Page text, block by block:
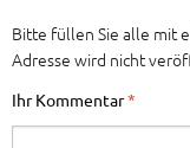
Bitte füllen Sie alle mit
Adresse wird nicht
Ihr Kommentar*